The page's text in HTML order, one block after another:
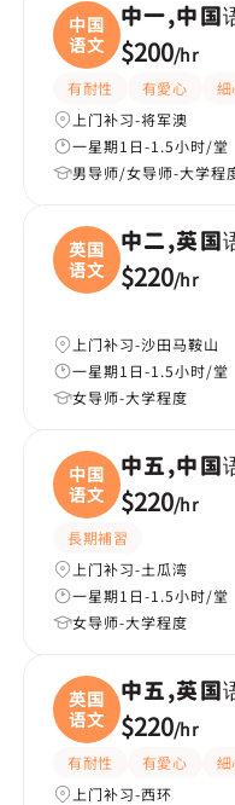
中国
语文
中一,中国
$200/hr
有耐性 有愛心 細
上门补习-将军澳
一星期1日-1.5小时/堂
男导师/女导师-大学程
英国
语文
中二,英国
$220/hr
上门补习-沙田马鞍山
一星期1日-1.5小时/堂
女导师-大学程度
中国
语文
中五,中国
$220/hr
長期補習
上门补习-土瓜湾
一星期1日-1.5小时/堂
女导师-大学程度
英国
语文
中五,英国
$220/hr
有耐性 有愛心 細
上门补习-西环